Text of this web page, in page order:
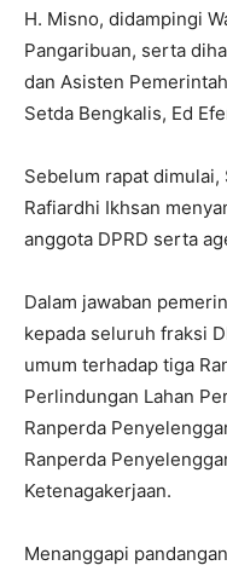
H. Misno, didampingi
Pangaribuan, serta
dan Asisten
Setda Bengkalis, Ed
Sebelum rapat dimulai,
Rafiardhi Ikhsan
anggota DPRD serta
Dalam jawaban
kepada seluruh fraksi
umum terhadap tiga
Perlindungan Lahan
Ranperda
Ranperda
Ketenagakerjaan.
Menanggapi